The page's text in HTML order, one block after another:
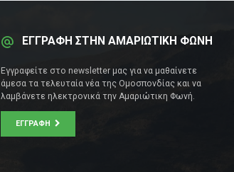
ΕΓΓΡΑΦΗ ΣΤΗΝ ΑΜΑΡΙΩΤΙΚΗ ΦΩΝΗ
Εγγραφείτε στο newsletter μας για να μαθαίνετε
άμεσα τα τελευταία νέα της Ομοσπονδίας και να
λαμβάνετε ηλεκτρονικά την Αμαριώτικη Φωνή.
ΕΓΓΡΑΦΉ